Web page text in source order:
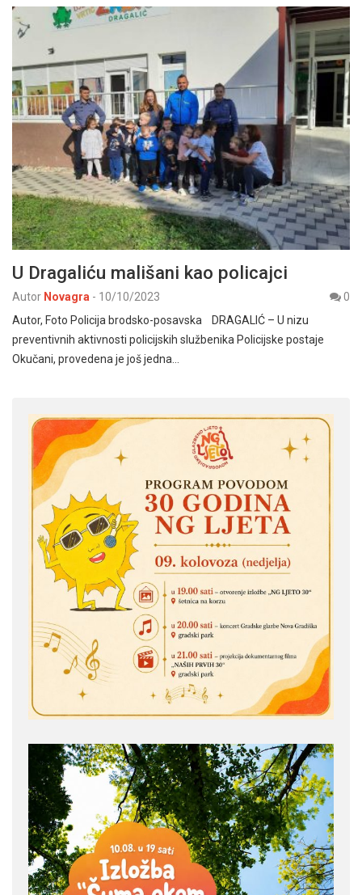
U Dragaliću mališani kao policajci
Autor Novagra - 10/10/2023
0
Autor, Foto Policija brodsko-posavska DRAGALIĆ – U nizu
preventivnih aktivnosti policijskih službenika Policijske postaje
Okučani, provedena je još jedna…